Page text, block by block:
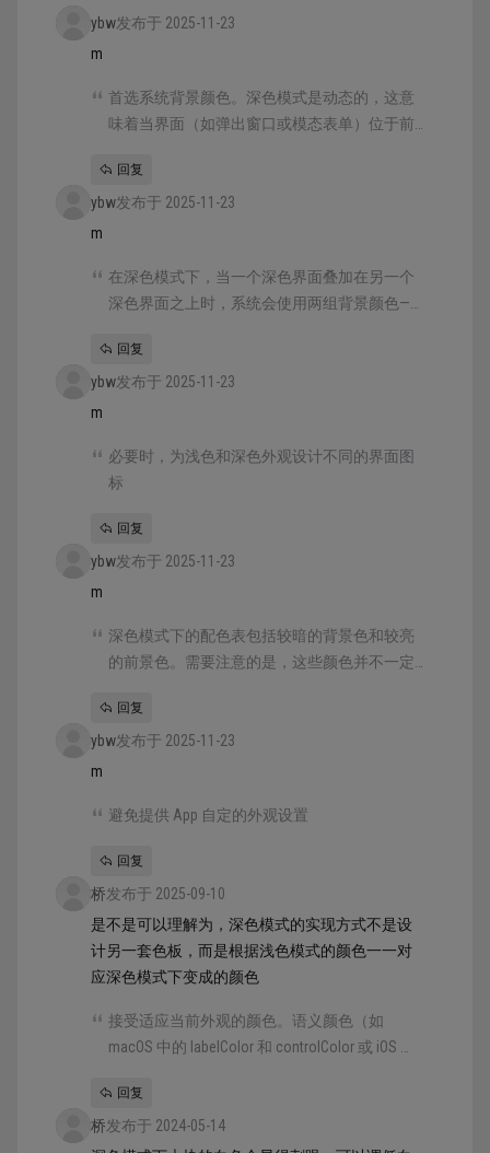
ybw发布于 2025-11-23
m
首选系统背景颜色。深色模式是动态的，这意
味着当界面（如弹出窗口或模态表单）位于前
任务环境中，系统还会使用提升色在应用程序
之间，或多窗口环境中的窗口之间提供视觉分
回复
ybw发布于 2025-11-23
m
在深色模式下，当一个深色界面叠加在另一个
深色界面之上时，系统会使用两组背景颜色——
暗，使背景界面看起来像是在后退，而提升色
较亮，使前景界面看起来像是在前进。
回复
ybw发布于 2025-11-23
m
必要时，为浅色和深色外观设计不同的界面图
标
回复
ybw发布于 2025-11-23
m
深色模式下的配色表包括较暗的背景色和较亮
的前景色。需要注意的是，这些颜色并不一定
——但有些颜色并不是。更多信息请参阅 色彩-
规格。 接受适应当前外观的颜色。语义颜色
外观。需要自定义颜色时，可在 Xcode 的 App
浅色和深色模式下的变体。避免使用固定色值
的颜色或不适应两种模式的颜色。 力求在所有
外观中都有足够的色彩对比。至少要确保颜色
之间的对比度不低于 4.5:1，而对于自定义前景
色和背景色，对比度应力求达到 7:1，尤其是在
脱颖而出，并帮助您的内容符合建议的可访问
性准则。 柔化白色背景的颜色。如果显示的内
容图像包含白色背景，应考虑略微调暗图像，
回复
ybw发布于 2025-11-23
m
避免提供 App 自定的外观设置
回复
桥发布于 2025-09-10
是不是可以理解为，深色模式的实现方式不是设
计另一套色板，而是根据浅色模式的颜色一一对
应深色模式下变成的颜色
接受适应当前外观的颜色。语义颜色（如
macOS 中的 labelColor 和 controlColor 或 iOS 和
需要自定义颜色时，可在 Xcode 的 App Asset
目录中添加颜色集资产，并指定颜色在浅色和
回复
桥发布于 2024-05-14